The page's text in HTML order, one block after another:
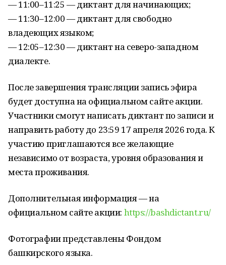
— 11:00–11:25 — диктант для начинающих;
— 11:30–12:00 — диктант для свободно
владеющих языком;
— 12:05–12:30 — диктант на северо-западном
диалекте.
После завершения трансляции запись эфира
будет доступна на официальном сайте акции.
Участники смогут написать диктант по записи и
направить работу до 23:59 17 апреля 2026 года. К
участию приглашаются все желающие
независимо от возраста, уровня образования и
места проживания.
Дополнительная информация — на
официальном сайте акции: https://bashdictant.ru/
Фотографии представлены Фондом
башкирского языка.